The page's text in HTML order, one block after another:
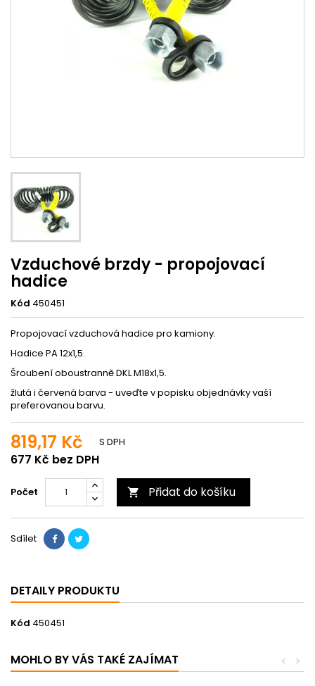
Vzduchové brzdy - propojovací
hadice
Kód 450451
Propojovací vzduchová hadice pro kamiony.
Hadice PA 12x1,5.
Šroubení oboustranně DKL M18x1,5.
žlutá i červená barva - uveďte v popisku objednávky vaší
preferovanou barvu.
819,17 Kč
677 Kč bez DPH
S DPH
Počet  Přidat do košíku
Sdílet
DETAILY PRODUKTU
Kód 450451
MOHLO BY VÁS TAKÉ ZAJÍMAT >
<